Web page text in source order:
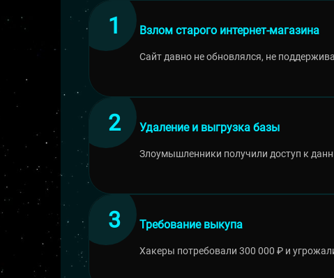
Взлом старого интернет-магазина
Сайт давно не обновлялся, не
Удаление и выгрузка базы
Злоумышленники получили доступ к
Требование выкупа
Хакеры потребовали 300 000 ₽ и